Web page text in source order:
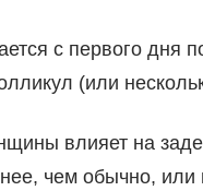
с первого дня
(или
влияет на
чем обычно, или